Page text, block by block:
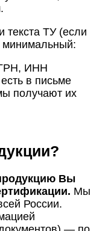
текста ТУ (если
минимальный:
ИНН
в письме
получают их
Вы
Мы
России.